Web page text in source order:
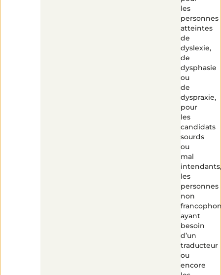
les
personnes
atteintes
de
dyslexie,
de
dysphasie
ou
de
dyspraxie,
pour
les
candidats
sourds
ou
mal
intendants,
les
personnes
non
ayant
besoin
d’un
traducteur
ou
encore